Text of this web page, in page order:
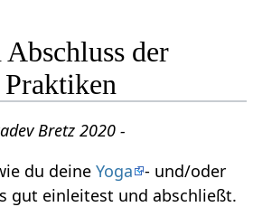
der
Bretz 2020 -
du deineYoga - und/oder
gut einleitest und abschließt.